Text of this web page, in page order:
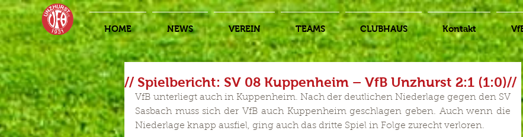
HOME NEWS VEREIN TEAMS CLUBHAUS Kontakt
// Spielbericht: SV 08 Kuppenheim – VfB Unzhurst 2:1 (1:0)//
VfB unterliegt auch in Kuppenheim. Nach der deutlichen Niederlage gegen den SV
Sasbach muss sich der VfB auch Kuppenheim geschlagen geben. Auch wenn die
Niederlage knapp ausfiel, ging auch das dritte Spiel in Folge zurecht verloren.